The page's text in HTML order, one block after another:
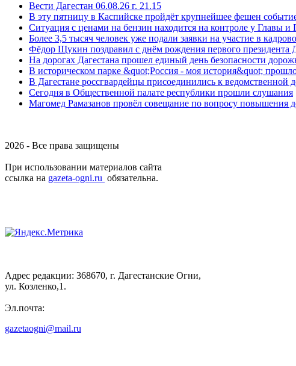
Вести Дагестан 06.08.26 г. 21.15
В эту пятницу в Каспийске пройдёт крупнейшее фешен
Ситуация с ценами на бензин находится на контроле у Главы и
Более 3,5 тысяч человек уже подали заявки на участие в
Фёдор Щукин поздравил с днём рождения первого президента
На дорогах Дагестана прошел единый день безопасности
В историческом парке &quot;Россия - моя история&quot;
В Дагестане россгвардейцы присоединились к ведомственной
Сегодня в Общественной палате республики прошли слушания
Магомед Рамазанов провёл совещание по вопросу повышения
2026 - Все права защищены
При использовании материалов сайта
ссылка на gazeta-ogni.ru обязательна.
Адрес редакции: 368670, г. Дагестанские Огни,
ул. Козленко,1.
Эл.почта:
gazetaogni@mail.ru